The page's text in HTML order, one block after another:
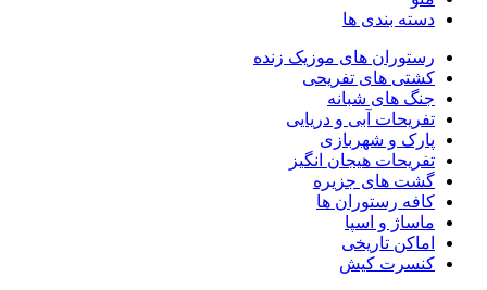
دسته بندی ها
رستوران های موزیک زنده
کشتی های تفریحی
جنگ های شبانه
تفریحات آبی و دریایی
پارک و شهربازی
تفریحات هیجان انگیز
گشت های جزیره
کافه رستوران ها
ماساژ و اسپا
اماکن تاریخی
کنسرت کیش